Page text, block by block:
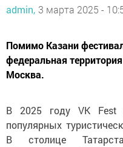
admin, 3 марта 2025 -
Помимо Казани
федеральная
Москва.
В 2025 году VK
популярных
В столице